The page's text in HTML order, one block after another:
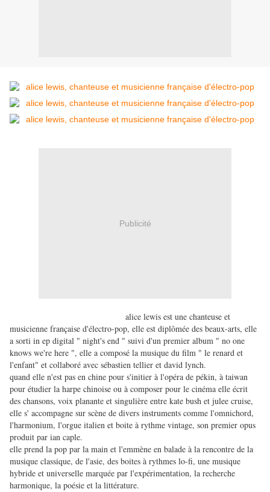
Publicité
alice lewis est une chanteuse et
musicienne française d'électro-pop, elle est diplômée des beaux-arts, elle
a sorti in ep digital " night's end " suivi d'un premier album " no one
knows we're here ", elle a composé la musique du film " le renard et
l'enfant" et collaboré avec sébastien tellier et david lynch.
quand elle n'est pas en chine pour s'initier à l'opéra de pékin, à taiwan
pour étudier la harpe chinoise ou à composer pour le cinéma elle écrit
des chansons, voix planante et singulière entre kate bush et julee cruise,
elle s' accompagne sur scène de divers instruments comme l'omnichord,
l'harmonium, l'orgue italien et boite à rythme vintage, son premier opus
produit par ian caple.
elle prend la pop par la main et l'emmène en balade à la rencontre de la
musique classique, de l'asie, des boites à rythmes lo-fi, une musique
hybride et universelle marquée par l'expérimentation, la recherche
harmonique, la poésie et la littérature.